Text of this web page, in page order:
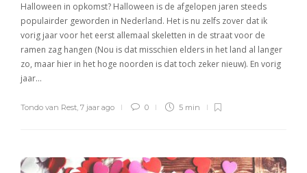
Halloween in opkomst? Halloween is de afgelopen jaren steeds
populairder geworden in Nederland. Het is nu zelfs zover dat ik
vorig jaar voor het eerst allemaal skeletten in de straat voor de
ramen zag hangen (Nou is dat misschien elders in het land al langer
zo, maar hier in het hoge noorden is dat toch zeker nieuw). En vorig
jaar…
Tondo van Rest, 7 jaar ago 0 5 min